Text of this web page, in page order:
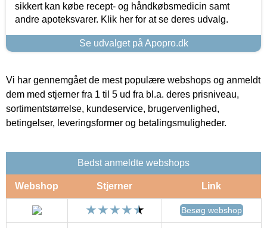
sikkert kan købe recept- og håndkøbsmedicin samt
andre apoteksvarer. Klik her for at se deres udvalg.
Se udvalget på Apopro.dk
Vi har gennemgået de mest populære webshops og anmeldt
dem med stjerner fra 1 til 5 ud fra bl.a. deres prisniveau,
sortimentstørrelse, kundeservice, brugervenlighed,
betingelser, leveringsformer og betalingsmuligheder.
Bedst anmeldte webshops
Webshop Stjerner Link
Besøg webshop